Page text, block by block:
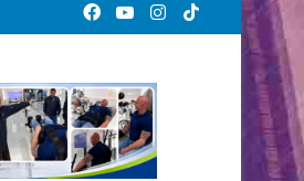
TikTok
Instagram
YouTube
Facebook